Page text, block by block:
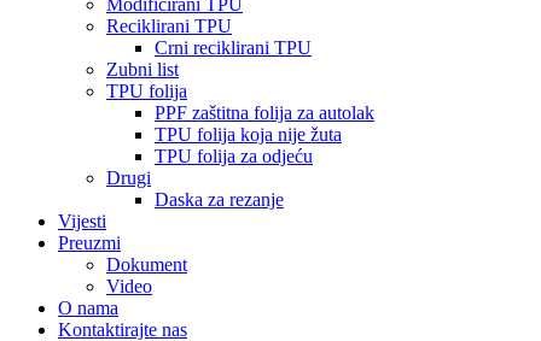
Modificirani TPU
Reciklirani TPU
Crni reciklirani TPU
Zubni list
TPU folija
PPF zaštitna folija za autolak
TPU folija koja nije žuta
TPU folija za odjeću
Drugi
Daska za rezanje
Vijesti
Preuzmi
Dokument
Video
O nama
Kontaktirajte nas